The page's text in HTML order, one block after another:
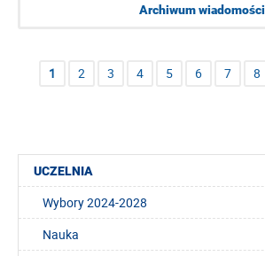
Archiwum wiadomości
1 2 3 4 5 6 7 8
UCZELNIA
Wybory 2024-2028
Nauka